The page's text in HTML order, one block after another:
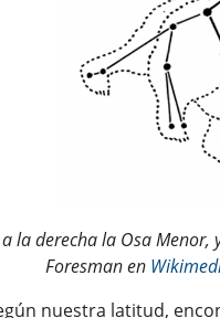
la derecha la Osa
Foresman en
nuestra latitud,